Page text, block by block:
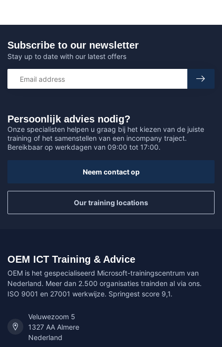
Persoonlijk advies nodig?
Onze specialisten helpen u graag bij het kiezen van de juiste
training of het samenstellen van een incompany traject.
Bereikbaar op werkdagen van 09:00 tot 17:00.
Neem contact op
Our training locations
Subscribe to our newsletter
Stay up to date with our latest offers
OEM ICT Training & Advice
OEM is het gespecialiseerd Microsoft-trainingscentrum van
Nederland. Meer dan 2.500 organisaties trainden al via ons.
ISO 9001 en 27001 werkwijze. Springest score 9,1.
Veluwezoom 5
1327 AA Almere
Nederland